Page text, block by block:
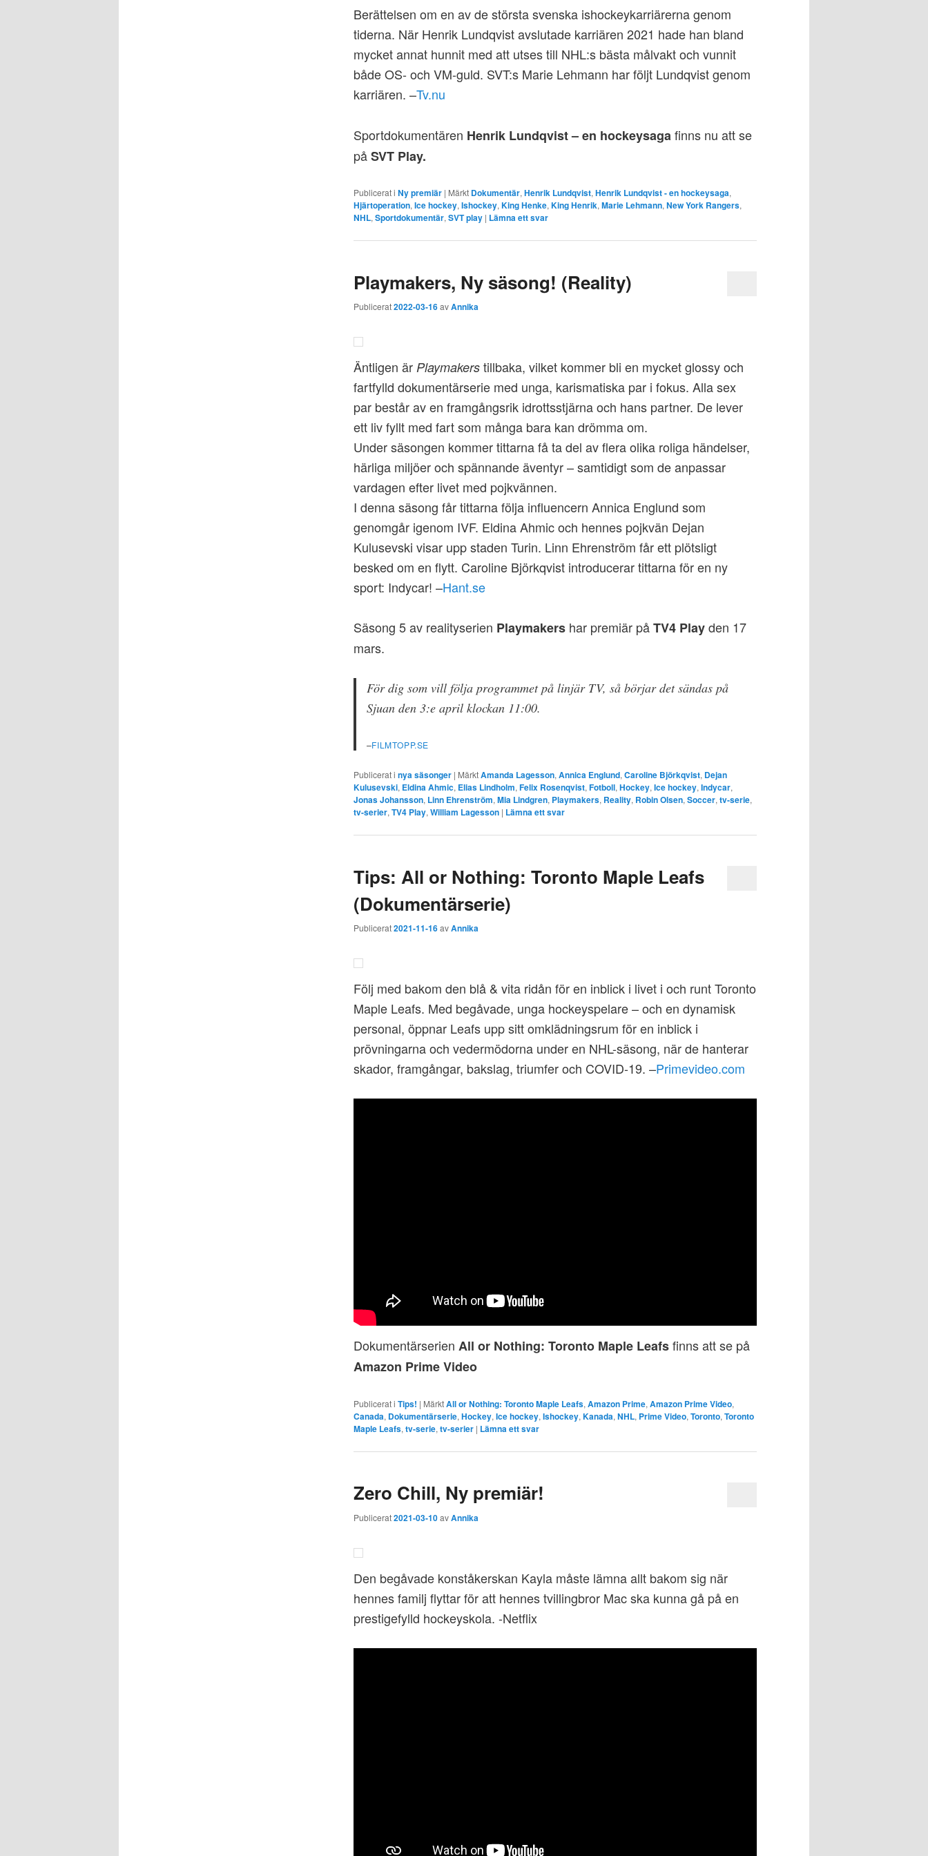
Berättelsen om en av de största svenska ishockeykarriärerna genom
tiderna. När Henrik Lundqvist avslutade karriären 2021 hade han bland
mycket annat hunnit med att utses till NHL:s bästa målvakt och vunnit
både OS- och VM-guld. SVT:s Marie Lehmann har följt Lundqvist genom
karriären. –Tv.nu
Sportdokumentären Henrik Lundqvist – en hockeysagafinns nu att se
påSVT Play.
Publicerat i Ny premiär | Märkt Dokumentär, Henrik Lundqvist, Henrik Lundqvist - en hockeysaga,
Hjärtoperation, Ice hockey, Ishockey, King Henke, King Henrik, Marie Lehmann, New York Rangers,
NHL, Sportdokumentär, SVT play | Lämna ett svar
Playmakers, Ny säsong! (Reality)
Publicerat2022-03-16avAnnika
Äntligen är Playmakers tillbaka, vilket kommer bli en mycket glossy och
fartfylld dokumentärserie med unga, karismatiska par i fokus. Alla sex
par består av en framgångsrik idrottsstjärna och hans partner. De lever
ett liv fyllt med fart som många bara kan drömma om.
Under säsongen kommer tittarna få ta del av flera olika roliga händelser,
härliga miljöer och spännande äventyr – samtidigt som de anpassar
vardagen efter livet med pojkvännen.
I denna säsong får tittarna följa influencern Annica Englund som
genomgår igenom IVF. Eldina Ahmic och hennes pojkvän Dejan
Kulusevski visar upp staden Turin. Linn Ehrenström får ett plötsligt
besked om en flytt. Caroline Björkqvist introducerar tittarna för en ny
sport: Indycar! –Hant.se
Säsong 5 av realityserien Playmakers har premiär påTV4 Playden 17
mars.
För dig som vill följa programmet på linjär TV, så börjar det sändas på
Sjuan den 3:e april klockan 11:00.
–FILMTOPP.SE
Publicerat i nya säsonger | MärktAmanda Lagesson, Annica Englund, Caroline Björkqvist, Dejan
Kulusevski, Eldina Ahmic, Elias Lindholm, Felix Rosenqvist, Fotboll, Hockey, Ice hockey, Indycar,
Jonas Johansson, Linn Ehrenström, Mia Lindgren, Playmakers, Reality, Robin Olsen, Soccer, tv-serie,
tv-serier, TV4 Play, William Lagesson | Lämna ett svar
Tips: All or Nothing: Toronto Maple Leafs
(Dokumentärserie)
Publicerat2021-11-16avAnnika
Följ med bakom den blå & vita ridån för en inblick i livet i och runt Toronto
Maple Leafs. Med begåvade, unga hockeyspelare – och en dynamisk
personal, öppnar Leafs upp sitt omklädningsrum för en inblick i
prövningarna och vedermödorna under en NHL-säsong, när de hanterar
skador, framgångar, bakslag, triumfer och COVID-19. –Primevideo.com
Dokumentärserien All or Nothing: Toronto Maple Leafsfinns att se på
Amazon Prime Video
Publicerat i Tips! | MärktAll or Nothing: Toronto Maple Leafs, Amazon Prime, Amazon Prime Video,
Canada, Dokumentärserie, Hockey, Ice hockey, Ishockey, Kanada, NHL, Prime Video, Toronto, Toronto
Maple Leafs, tv-serie, tv-serier | Lämna ett svar
Zero Chill, Ny premiär!
Publicerat2021-03-10avAnnika
Den begåvade konståkerskan Kayla måste lämna allt bakom sig när
hennes familj flyttar för att hennes tvillingbror Mac ska kunna gå på en
prestigefylld hockeyskola. -Netflix